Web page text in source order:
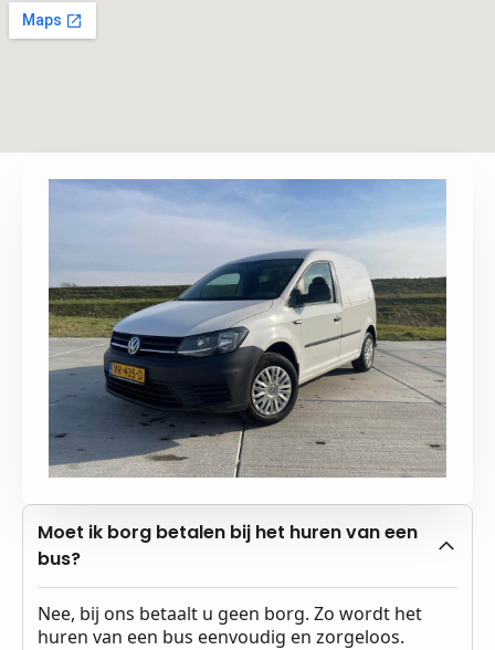
Moet ik borg betalen bij het huren van een
bus?
Nee, bij ons betaalt u geen borg. Zo wordt het
huren van een bus eenvoudig en zorgeloos.